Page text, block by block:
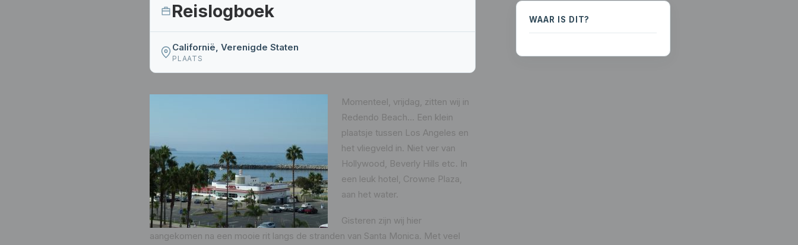
Reislogboek
Californië, Verenigde Staten
PLAATS
Momenteel, vrijdag, zitten wij in
Redendo Beach… Een klein
plaatsje tussen Los Angeles en
het vliegveld in. Niet ver van
Hollywood, Beverly Hills etc. In
een leuk hotel, Crowne Plaza,
aan het water.
Gisteren zijn wij hier
aangekomen na een mooie rit langs de stranden van Santa Monica. Met veel
WAAR IS DIT?